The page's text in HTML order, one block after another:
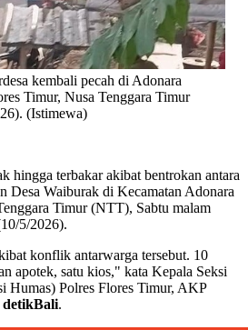
kembali pecah di Adonara
Timur, Nusa Tenggara Timur
(Istimewa)
hingga terbakar akibat bentrokan antara
Desa Waiburak di Kecamatan Adonara
Timur (NTT), Sabtu malam
5/2026).
konflik antarwarga tersebut. 10
apotek, satu kios," kata Kepala Seksi
Humas) Polres Flores Timur, AKP
detikBali.